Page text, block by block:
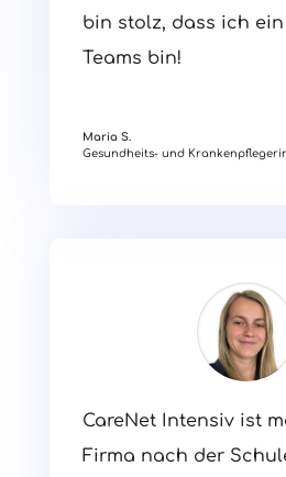
bin stolz, dass ich ein
Teams bin!
Maria S.
Gesundheits- und
CareNet Intensiv ist
Firma nach der